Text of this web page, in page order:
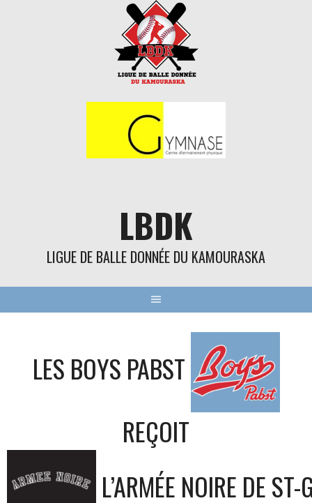
LBDK
LIGUE DE BALLE DONNÉE DU KAMOURASKA
LES BOYS PABST
REÇOIT
L’ARMÉE NOIRE DE ST-